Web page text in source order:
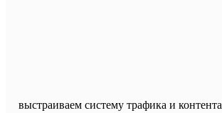
выстраиваем систему трафика и контента